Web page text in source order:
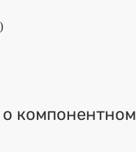
компонентном